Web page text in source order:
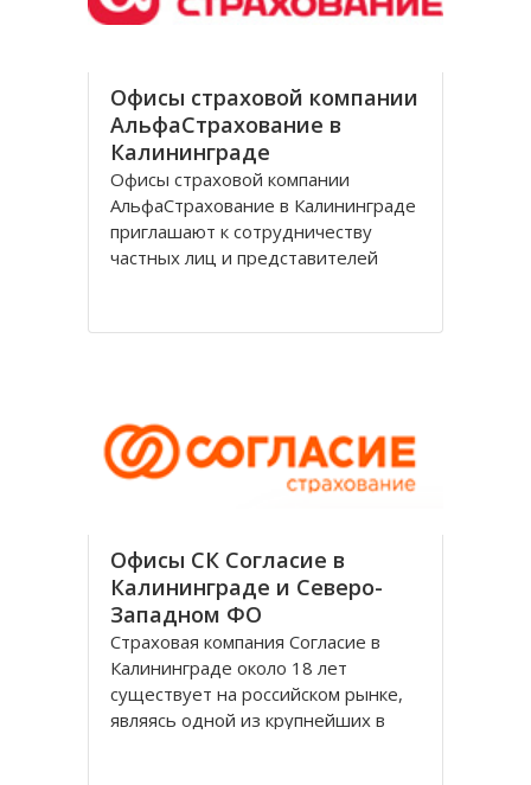
Офисы страховой компании
АльфаСтрахование в
Калининграде
Офисы страховой компании
АльфаСтрахование в Калининграде
приглашают к сотрудничеству
частных лиц и представителей
крупнейшим российским
страховую группу
Офисы СК Согласие в
Калининграде и Северо-
Западном ФО
Страховая компания Согласие в
Калининграде около 18 лет
существует на российском рынке,
являясь одной из крупнейших в